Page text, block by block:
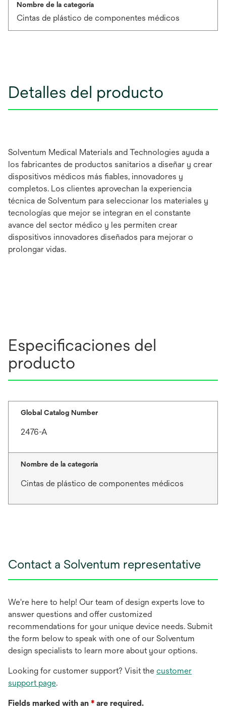
Nombre de la categoría
Cintas de plástico de componentes médicos
Detalles del producto
Solventum Medical Materials and Technologies ayuda a
los fabricantes de productos sanitarios a diseñar y crear
dispositivos médicos más fiables, innovadores y
completos. Los clientes aprovechan la experiencia
técnica de Solventum para seleccionar los materiales y
tecnologías que mejor se integran en el constante
avance del sector médico y les permiten crear
dispositivos innovadores diseñados para mejorar o
prolongar vidas.
Especificaciones del
producto
Global Catalog Number
2476-A
Nombre de la categoría
Cintas de plástico de componentes médicos
Contact a Solventum representative
We're here to help! Our team of design experts love to
answer questions and offer customized
recommendations for your unique device needs. Submit
the form below to speak with one of our Solventum
design specialists to learn more about your options.
Looking for customer support? Visit the customer
support page.
Fields marked with an * are required.